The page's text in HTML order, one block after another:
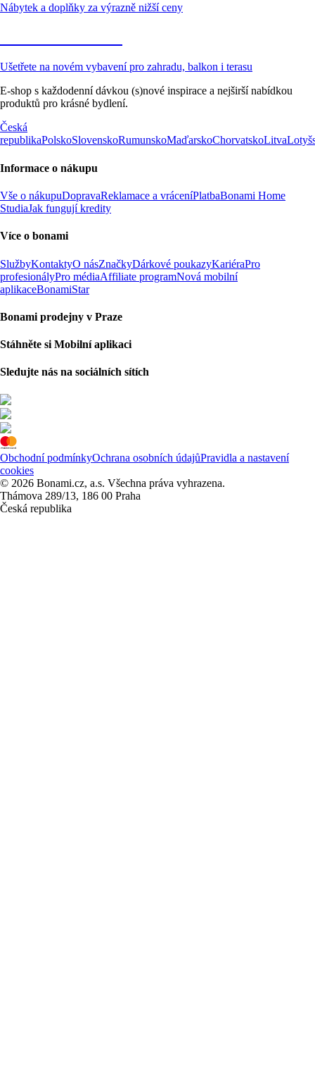
Nábytek a doplňky za výrazně nižší ceny
Ušetřete na novém vybavení pro zahradu, balkon i terasu
E-shop s každodenní dávkou (s)nové inspirace a nejširší nabídkou
produktů pro krásné bydlení.
Česká
republikaPolskoSlovenskoRumunskoMaďarskoChorvatskoLitva
Informace o nákupu
Vše o nákupuDopravaReklamace a vráceníPlatbaBonami Home
StudiaJak fungují kredity
Více o bonami
SlužbyKontaktyO násZnačkyDárkové poukazyKariéraPro
profesionályPro médiaAffiliate programNová mobilní
aplikaceBonamiStar
Bonami prodejny v Praze
Stáhněte si Mobilní aplikaci
Sledujte nás na sociálních sítích
Obchodní podmínkyOchrana osobních údajůPravidla a nastavení
cookies
© 2026 Bonami.cz, a.s. Všechna práva vyhrazena.
Thámova 289/13, 186 00 Praha
Česká republika